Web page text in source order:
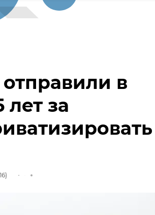
в
за